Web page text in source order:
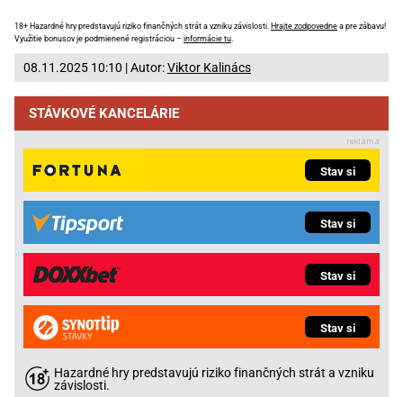
18+ Hazardné hry predstavujú riziko finančných strát a vzniku závislosti. Hrajte zodpovedne a pre zábavu!
Využitie bonusov je podmienené registráciou – informácie tu.
08.11.2025 10:10 | Autor:Viktor Kalinács
STÁVKOVÉ KANCELÁRIE
Stav si
Stav si
Stav si
Stav si
Hazardné hry predstavujú riziko finančných strát a vzniku
závislosti.